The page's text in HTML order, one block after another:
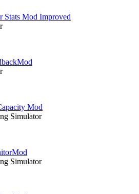
Stats Mod Improved
Mod
Simulator
Simulator